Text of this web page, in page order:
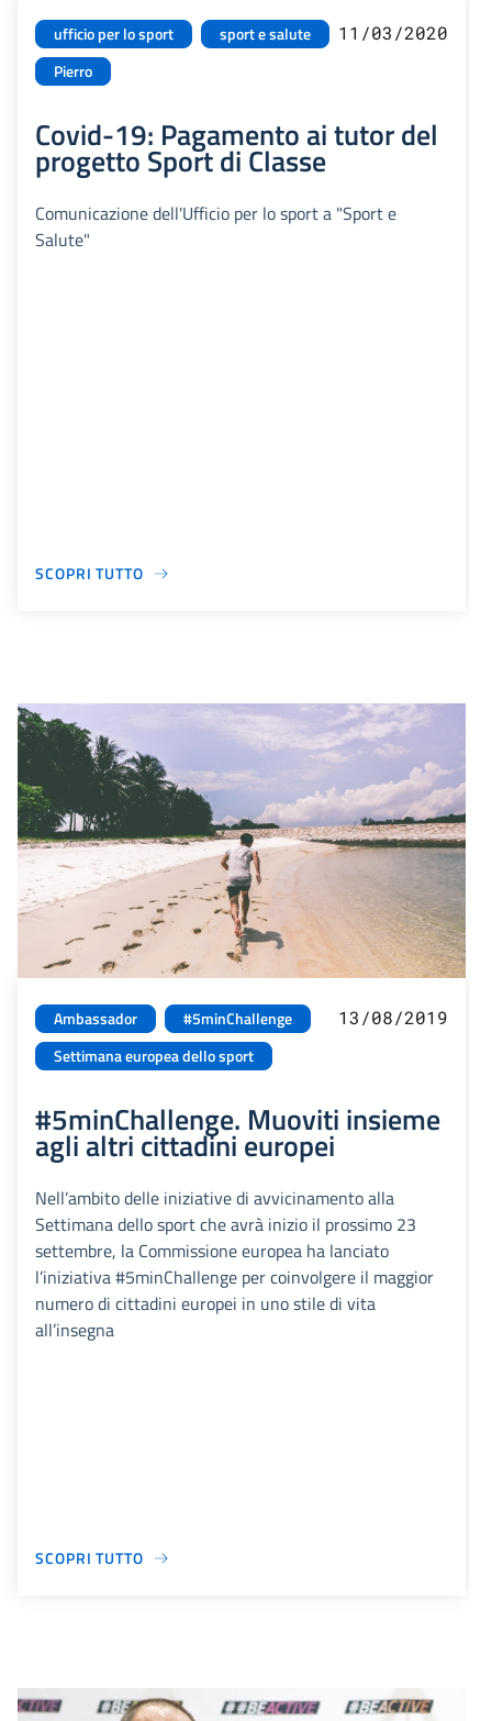
ufficio per lo sport
sport e salute
Pierro
11/03/2020
Covid-19: Pagamento ai tutor del
progetto Sport di Classe
Comunicazione dell'Ufficio per lo sport a "Sport e
Salute"
SCOPRI TUTTO
Ambassador
#5minChallenge
Settimana europea dello sport
13/08/2019
#5minChallenge. Muoviti insieme
agli altri cittadini europei
Nell’ambito delle iniziative di avvicinamento alla
Settimana dello sport che avrà inizio il prossimo 23
settembre, la Commissione europea ha lanciato
l’iniziativa #5minChallenge per coinvolgere il maggior
numero di cittadini europei in uno stile di vita
all’insegna
SCOPRI TUTTO